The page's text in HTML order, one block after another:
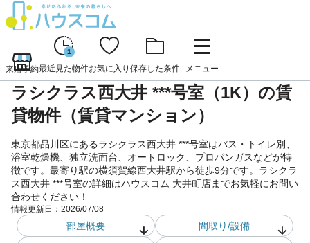
来店予約
1
最近見た物件お気に入り 保存した条件 メニュー
ラシクラス西大井 ***号室（1K）の賃
貸物件（賃貸マンション）
東京都品川区にあるラシクラス西大井 ***号室はバス・トイレ別、
浴室乾燥機、独立洗面台、オートロック、プロパンガスなどが特
徴です。最寄り駅の横須賀線西大井駅から徒歩9分です。ラシクラ
ス西大井 ***号室の詳細はハウスコム 大井町店までお気軽にお問い
合わせください！
情報更新日： 2026/07/08
部屋概要
間取り/設備